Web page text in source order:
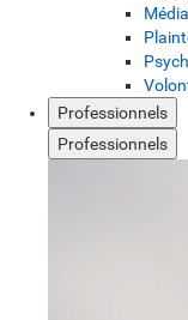
Professionnels
Professionnels